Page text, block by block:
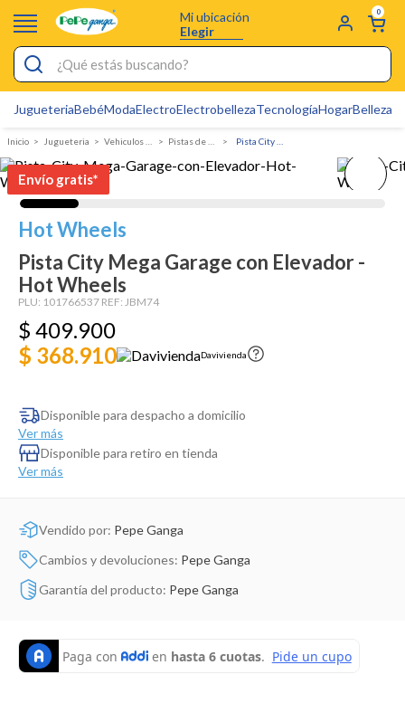
Mi ubicación
Elegir
0
¿Qué estás buscando?
JugueteriaBebéModaElectroElectrobellezaTecnologíaHogarBelleza
Jugueteria Vehiculos de juguete Pistas de vehículos
Envío gratis*
Hot Wheels
Pista City Mega Garage con Elevador -
Hot Wheels
PLU: 101766537 REF: JBM74
$ 409.900
$ 368.910
Davivienda
Disponible para despacho a domicilio
Ver más
Disponible para retiro en tienda
Ver más
Vendido por: Pepe Ganga
Cambios y devoluciones: Pepe Ganga
Garantía del producto: Pepe Ganga
Pijamas
Electro
Figuras Toy Story
Carters
Cartas Pokemon
Bebes
Dinosaurio Juguete